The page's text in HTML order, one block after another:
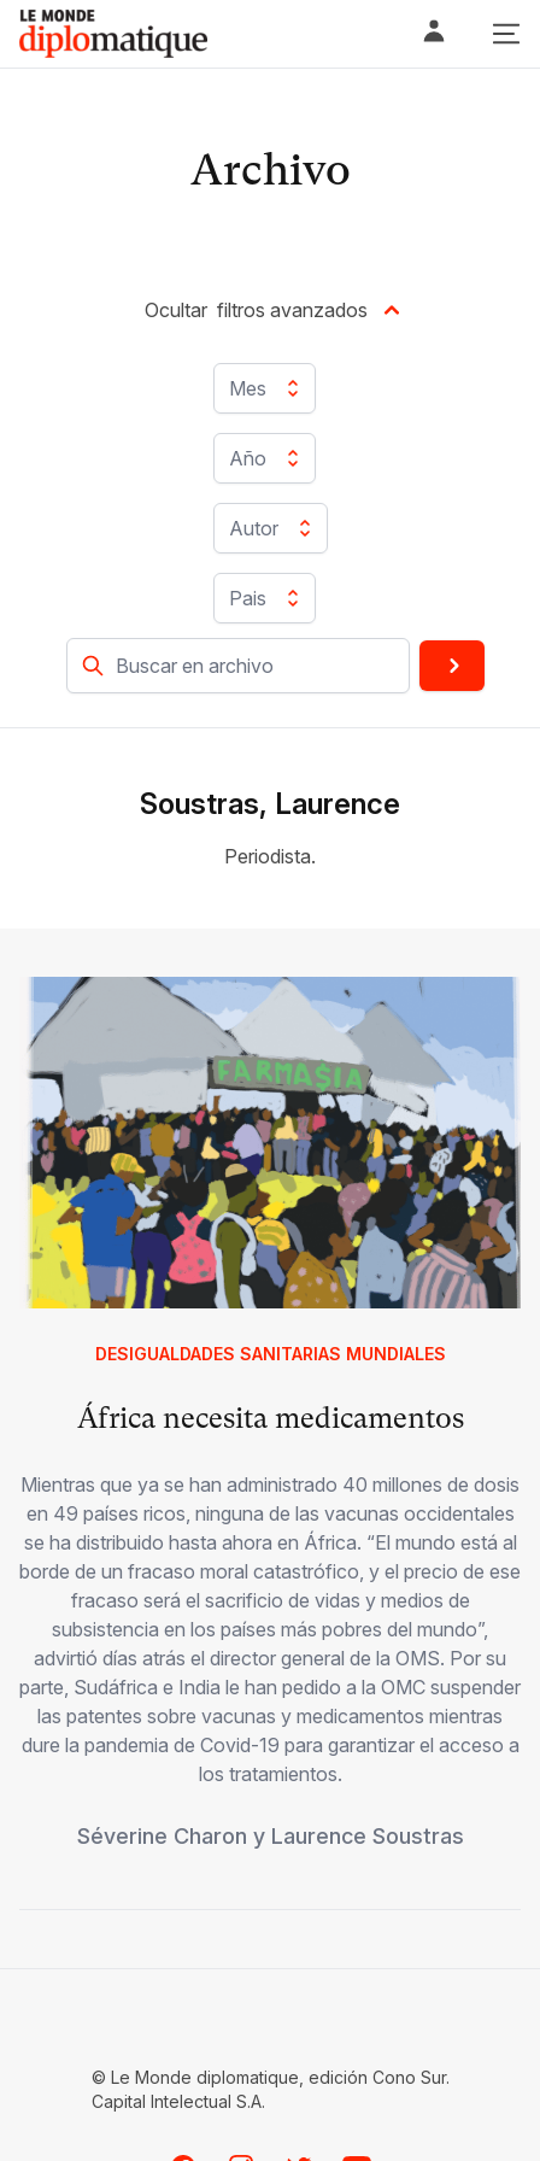
Skip
content
Le monde diplomatique
Archivo
Mes
Año
Autor
Pais
Ocultar filtros avanzados
Soustras, Laurence
Periodista.
DESIGUALDADES SANITARIAS MUNDIALES
África necesita medicamentos
Mientras que ya se han administrado 40 millones de dosis
en 49 países ricos, ninguna de las vacunas occidentales
se ha distribuido hasta ahora en África. “El mundo está al
borde de un fracaso moral catastrófico, y el precio de ese
fracaso será el sacrificio de vidas y medios de
subsistencia en los países más pobres del mundo”,
advirtió días atrás el director general de la OMS. Por su
parte, Sudáfrica e India le han pedido a la OMC suspender
las patentes sobre vacunas y medicamentos mientras
dure la pandemia de Covid-19 para garantizar el acceso a
los tratamientos.
Séverine Charon y Laurence Soustras
© Le Monde diplomatique, edición Cono Sur.
Capital Intelectual S.A.